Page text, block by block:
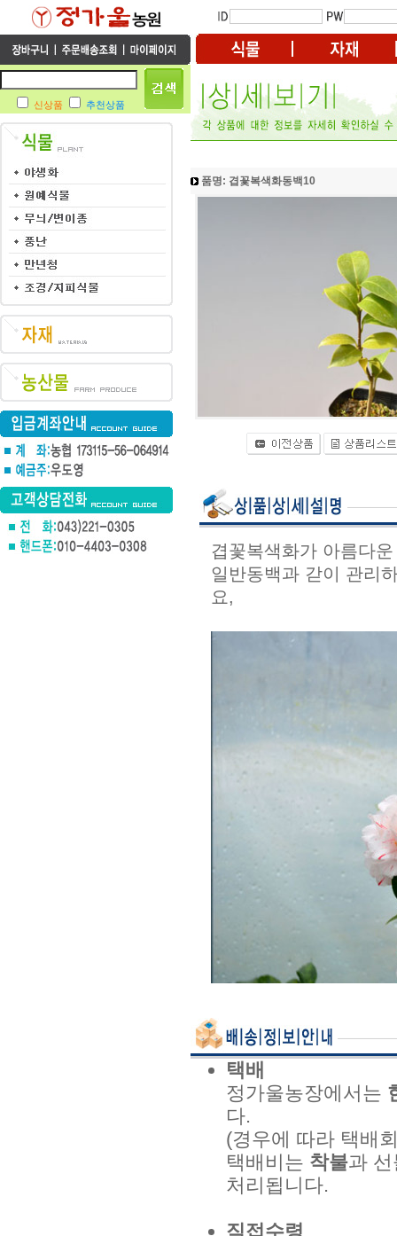
신상품 추천상품
품명: 겹꽃복색화동백10
겹꽃복색화가 아름다
일반동백과 갇이 관리
요,
택배
정가울농장에서는
다.
(경우에 따라 택배
택배비는 착불과
처리됩니다.
직접수령